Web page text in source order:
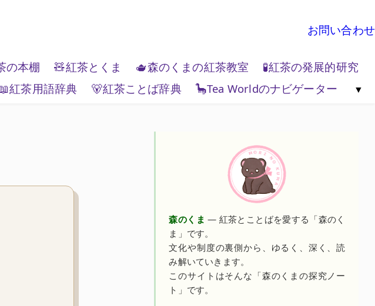
お問い合わせ
ド
と世界 🗺️紅茶と地政学
の本棚 🧸紅茶とくま 🫖森のくまの紅茶教室
🧪紅茶の発展的研究
紅茶用語辞典 🐻紅茶ことば辞典
🦕Tea Worldのナビゲーター
森のくま — 紅茶とことばを愛する「森のく
ま」です。
文化や制度の裏側から、ゆるく、深く、読
み解いていきます。
このサイトはそんな「森のくまの探究ノー
ト」です。